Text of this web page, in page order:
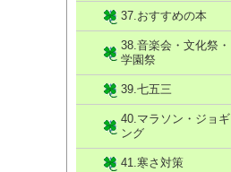
37.おすすめの本
38.音楽会・文化祭・
学園祭
39.七五三
40.マラソン・ジョギ
ング
41.寒さ対策